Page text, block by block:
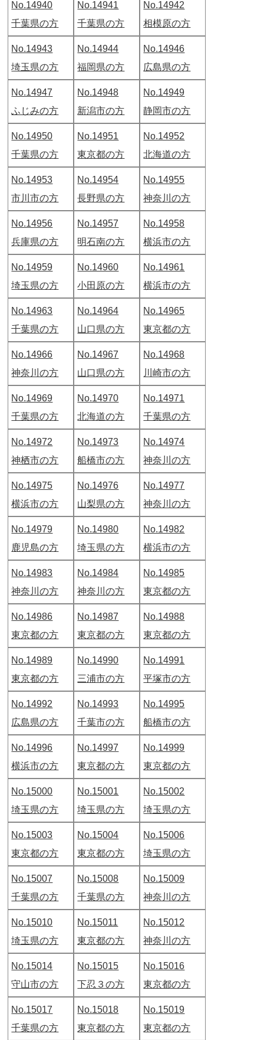
No.14940
千葉県の方
No.14941
千葉県の方
No.14942
相模原の方
No.14943
埼玉県の方
No.14944
福岡県の方
No.14946
広島県の方
No.14947
ふじみの方
No.14948
新潟市の方
No.14949
静岡市の方
No.14950
千葉県の方
No.14951
東京都の方
No.14952
北海道の方
No.14953
市川市の方
No.14954
長野県の方
No.14955
神奈川の方
No.14956
兵庫県の方
No.14957
明石南の方
No.14958
横浜市の方
No.14959
埼玉県の方
No.14960
小田原の方
No.14961
横浜市の方
No.14963
千葉県の方
No.14964
山口県の方
No.14965
東京都の方
No.14966
神奈川の方
No.14967
山口県の方
No.14968
川崎市の方
No.14969
千葉県の方
No.14970
北海道の方
No.14971
千葉県の方
No.14972
神栖市の方
No.14973
船橋市の方
No.14974
神奈川の方
No.14975
横浜市の方
No.14976
山梨県の方
No.14977
神奈川の方
No.14979
鹿児島の方
No.14980
埼玉県の方
No.14982
横浜市の方
No.14983
神奈川の方
No.14984
神奈川の方
No.14985
東京都の方
No.14986
東京都の方
No.14987
東京都の方
No.14988
東京都の方
No.14989
東京都の方
No.14990
三浦市の方
No.14991
平塚市の方
No.14992
広島県の方
No.14993
千葉市の方
No.14995
船橋市の方
No.14996
横浜市の方
No.14997
東京都の方
No.14999
東京都の方
No.15000
埼玉県の方
No.15001
埼玉県の方
No.15002
埼玉県の方
No.15003
東京都の方
No.15004
東京都の方
No.15006
埼玉県の方
No.15007
千葉県の方
No.15008
千葉県の方
No.15009
神奈川の方
No.15010
埼玉県の方
No.15011
東京都の方
No.15012
神奈川の方
No.15014
守山市の方
No.15015
下忍３の方
No.15016
東京都の方
No.15017
千葉県の方
No.15018
東京都の方
No.15019
東京都の方